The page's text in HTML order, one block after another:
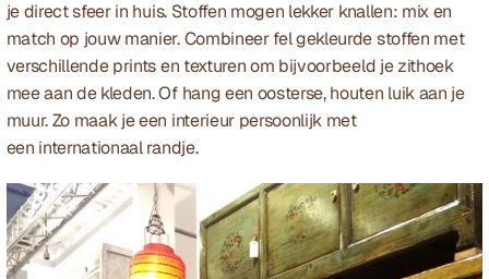
je direct sfeer in huis. Stoffen mogen lekker knallen: mix en
match op jouw manier. Combineer fel gekleurde stoffen met
verschillende prints en texturen om bijvoorbeeld je zithoek
mee aan de kleden. Of hang een oosterse, houten luik aan je
muur. Zo maak je een interieur persoonlijk met
een internationaal randje.